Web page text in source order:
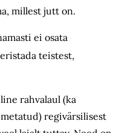
millest jutt on.
ei osata
teistest,
rahvalaul (ka
regivärsilisest